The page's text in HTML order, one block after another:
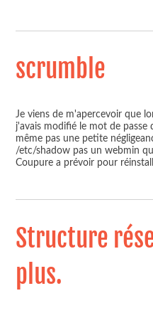
scrumble
Je viens de m'apercevoir que
j'avais modifié le mot de passe
même pas une petite
/etc/shadow pas un webmin
Coupure a prévoir pour
Structure
plus.